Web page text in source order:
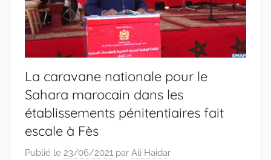
La caravane nationale pour le
Sahara marocain dans les
établissements pénitentiaires fait
escale à Fès
Publié le 23/06/2021 par Ali Haidar